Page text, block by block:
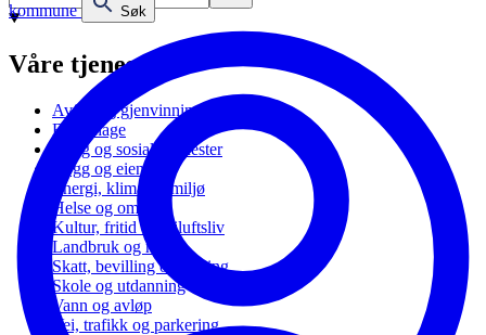
kommune
Søk
Våre tjenester
Avfall og gjenvinning
Barnehage
Bolig og sosiale tjenester
Bygg og eiendom
Energi, klima og miljø
Helse og omsorg
Kultur, fritid og friluftsliv
Landbruk og natur
Skatt, bevilling og næring
Skole og utdanning
Vann og avløp
Vei, trafikk og parkering